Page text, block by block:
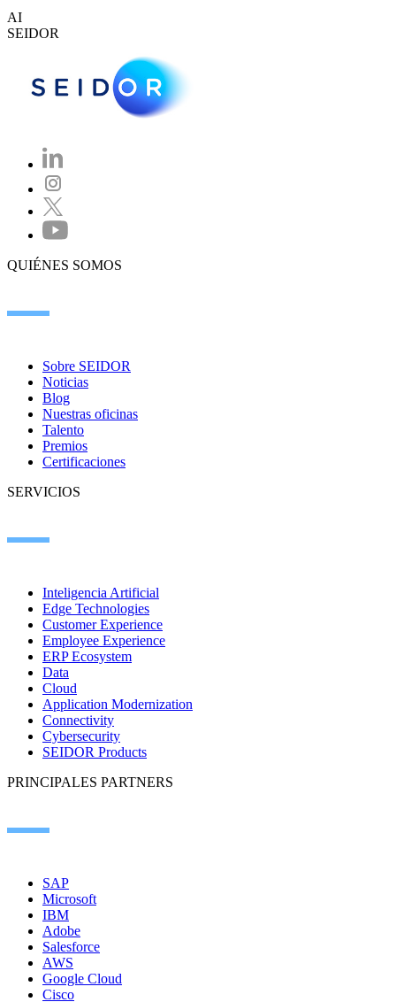
AI
SEIDOR
QUIÉNES SOMOS
Sobre SEIDOR
Noticias
Blog
Nuestras oficinas
Talento
Premios
Certificaciones
SERVICIOS
Inteligencia Artificial
Edge Technologies
Customer Experience
Employee Experience
ERP Ecosystem
Data
Cloud
Application Modernization
Connectivity
Cybersecurity
SEIDOR Products
PRINCIPALES PARTNERS
SAP
Microsoft
IBM
Adobe
Salesforce
AWS
Google Cloud
Cisco